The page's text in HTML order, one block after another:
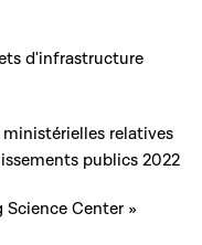
d'infrastructure
relatives
publics 2022
Center »